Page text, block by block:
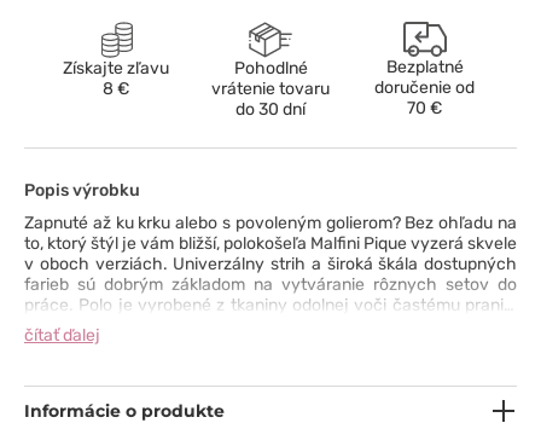
Získajte zľavu
8 €
Pohodlné
vrátenie tovaru
do 30 dní
Bezplatné
doručenie od
70 €
Popis výrobku
Zapnuté až ku krku alebo s povoleným golierom? Bez ohľadu na
to, ktorý štýl je vám bližší, polokošeľa Malfini Pique vyzerá skvele
v oboch verziách. Univerzálny strih a široká škála dostupných
farieb sú dobrým základom na vytváranie rôznych setov do
práce. Polo je vyrobené z tkaniny odolnej voči častému praniu,
prevažne bavlny, s gramážou 200g/m². Má vkusný rebrovaný
golier, úzku légu na päť gombíkov a vystužené ramenné švy,
vám dáva, je - zapnúť posledný gombík alebo nie? ;)
čítať ďalej
Informácie o produkte